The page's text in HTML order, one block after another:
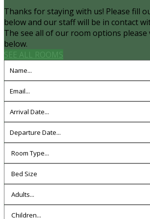
Thanks for staying with us! Please fill
below and our staff will be in contact
The see all of our room options
below.
SEE ALL ROOMS